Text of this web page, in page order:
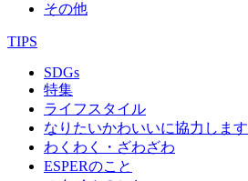
その他
TIPS
SDGs
特集
ライフスタイル
なりたいかわいいに協力します
わくわく・ざわざわ
ESPERのこと